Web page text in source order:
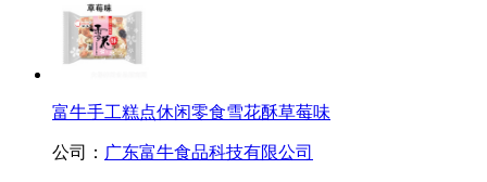
富牛手工糕点休闲零食雪花酥草莓味
公司： 广东富牛食品科技有限公司